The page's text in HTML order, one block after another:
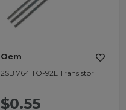
Oem
2SB 764 TO-92L Transistör
$0.55